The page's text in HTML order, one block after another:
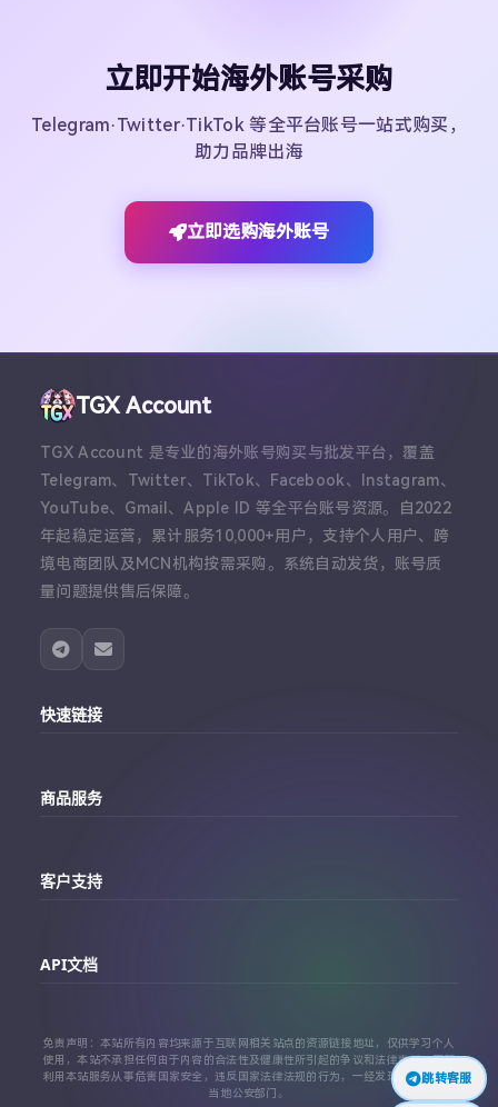
立即开始海外账号采购
Telegram·Twitter·TikTok 等全平台账号一站式购买，
助力品牌出海
立即选购海外账号
跳转客服
TGX Account
TGX Account 是专业的海外账号购买与批发平台，覆盖
Telegram、Twitter、TikTok、Facebook、Instagram、
YouTube、Gmail、Apple ID 等全平台账号资源。自2022
年起稳定运营，累计服务10,000+用户，支持个人用户、跨
境电商团队及MCN机构按需采购。系统自动发货，账号质
量问题提供售后保障。
快速链接
订单查询
商品服务
Facebook账号购买
TikTok账号购买
客户支持
API文档
API 接口文档
代理对接文档
免责声明：本站所有内容均来源于互联网相关站点的资源链接地址，仅供学习个人
使用，本站不承担任何由于内容的合法性及健康性所引起的争议和法律责任。严禁
利用本站服务从事危害国家安全，违反国家法律法规的行为，一经发现，立即上报
当地公安部门。